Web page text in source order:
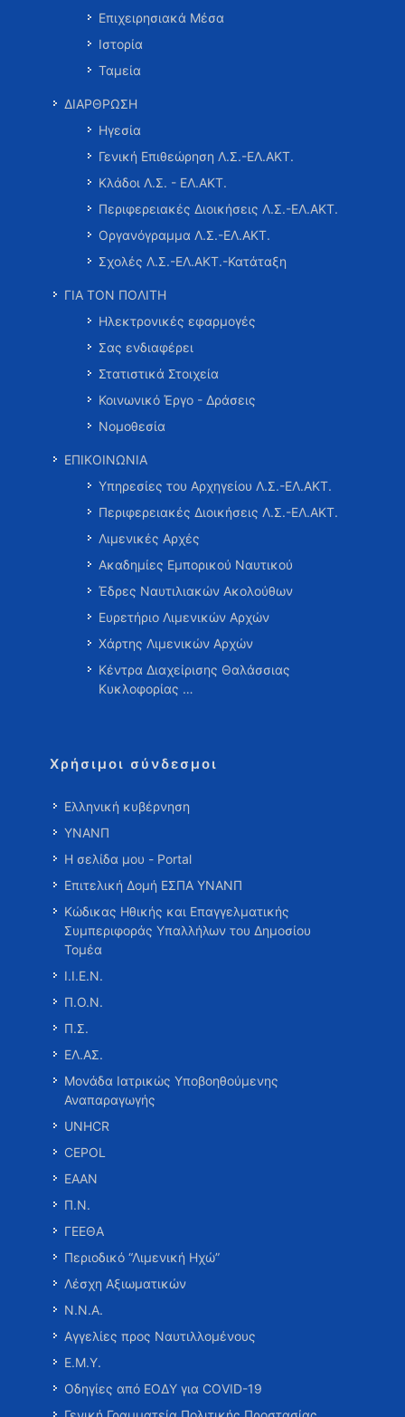
Επιχειρησιακά Μέσα
Ιστορία
Ταμεία
ΔΙΑΡΘΡΩΣΗ
Ηγεσία
Γενική Επιθεώρηση Λ.Σ.-ΕΛ.ΑΚΤ.
Κλάδοι Λ.Σ. - ΕΛ.ΑΚΤ.
Περιφερειακές Διοικήσεις Λ.Σ.-ΕΛ.ΑΚΤ.
Οργανόγραμμα Λ.Σ.-ΕΛ.ΑΚΤ.
Σχολές Λ.Σ.-ΕΛ.ΑΚΤ.-Κατάταξη
ΓΙΑ ΤΟΝ ΠΟΛΙΤΗ
Ηλεκτρονικές εφαρμογές
Σας ενδιαφέρει
Στατιστικά Στοιχεία
Κοινωνικό Έργο - Δράσεις
Νομοθεσία
ΕΠΙΚΟΙΝΩΝΙΑ
Υπηρεσίες του Αρχηγείου Λ.Σ.-ΕΛ.ΑΚΤ.
Περιφερειακές Διοικήσεις Λ.Σ.-ΕΛ.ΑΚΤ.
Λιμενικές Αρχές
Ακαδημίες Εμπορικού Ναυτικού
Έδρες Ναυτιλιακών Ακολούθων
Ευρετήριο Λιμενικών Αρχών
Χάρτης Λιμενικών Αρχών
Κέντρα Διαχείρισης Θαλάσσιας
Κυκλοφορίας …
Χρήσιμοι σύνδεσμοι
Ελληνική κυβέρνηση
ΥΝΑΝΠ
Η σελίδα μου - Portal
Επιτελική Δομή ΕΣΠΑ ΥΝΑΝΠ
Κώδικας Ηθικής και Επαγγελματικής
Συμπεριφοράς Υπαλλήλων του Δημοσίου
Τομέα
Ι.Ι.Ε.Ν.
Π.Ο.Ν.
Π.Σ.
ΕΛ.ΑΣ.
Μονάδα Ιατρικώς Υποβοηθούμενης
Αναπαραγωγής
UNHCR
CEPOL
ΕΑΑΝ
Π.Ν.
ΓΕΕΘΑ
Περιοδικό “Λιμενική Ηχώ”
Λέσχη Αξιωματικών
Ν.Ν.Α.
Αγγελίες προς Ναυτιλλομένους
Ε.Μ.Υ.
Οδηγίες από ΕΟΔΥ για COVID-19